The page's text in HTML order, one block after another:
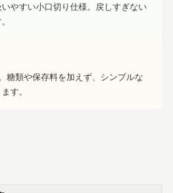
やすい小口切り仕様。戻しすぎない
糖類や保存料を加えず、シンプルな
す。